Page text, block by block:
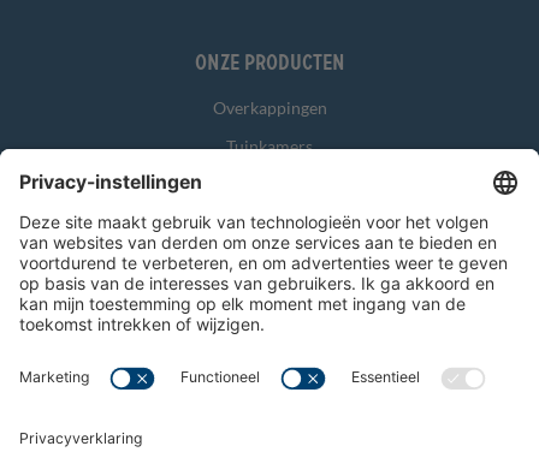
Onze producten
Overkappingen
Tuinkamers
Zonwering
Overig